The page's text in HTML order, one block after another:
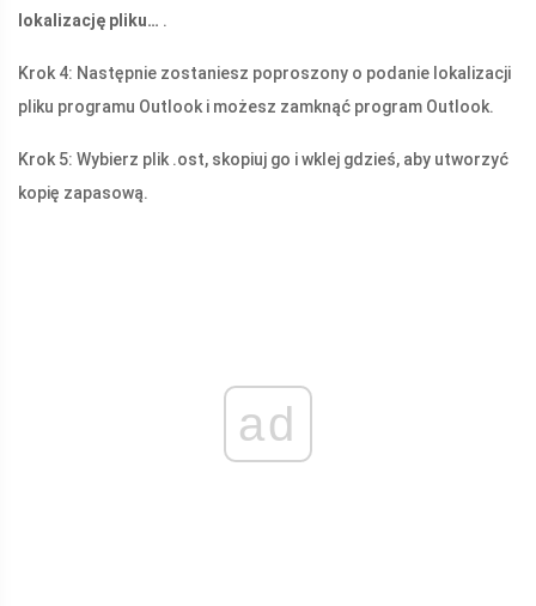
lokalizację pliku… .
Krok 4: Następnie zostaniesz poproszony o podanie lokalizacji
pliku programu Outlook i możesz zamknąć program Outlook.
Krok 5: Wybierz plik .ost, skopiuj go i wklej gdzieś, aby utworzyć
kopię zapasową.
ad